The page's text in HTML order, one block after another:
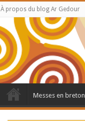
À propos du blog Ar Gedour
Messes en breton